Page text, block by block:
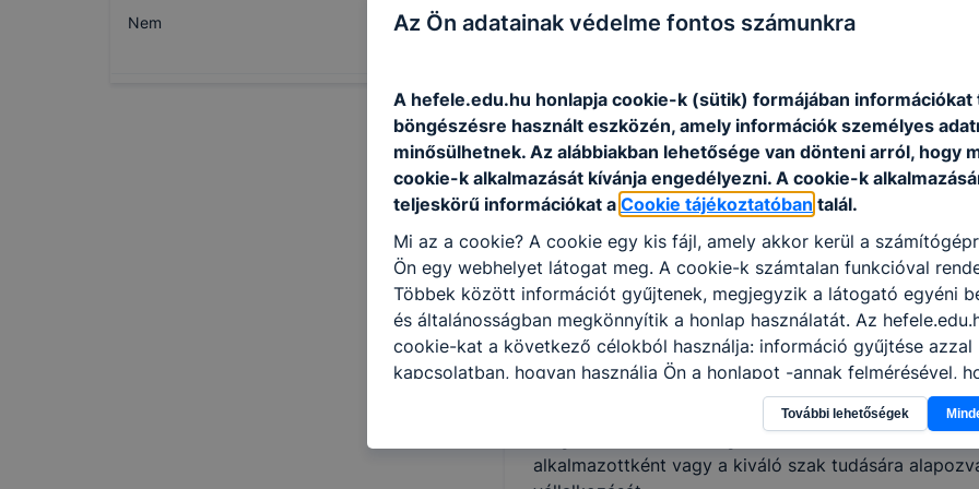
Nem
gyártási dokumentáció alapján a
megmunkálását elvégzi;
bútoripari és épületasztalosipari szerkezetek
munkája során korszerű, és egyre inkább a
alkalmaz;
együttműködik a faipari- és társszakmák
szakembereivel.
ISKOLASPECIFIKUS INFORMÁCIÓK A KÉPZÉSHEZ
Az asztalos egy olyan faipari szakma, amelyet a
gépi technológia, a digitalizáció jellemez. Az
bútorok, nyílászárók és belsőépítészeti munkák
felújítását végzi. Az asztalos az a szakember, aki
otthont, a közösségek számára pedig a
Ajánlott minden fiatal számára, aki szeret alkotni, a
dolgozni, érdekli a design, kreatív és szereti a
alkalmazottként vagy a kiváló szak tudására
Az Ön adatainak védelme fontos számunkra
A hefele.edu.hu honlapja cookie-k (sütik) formájában információkat
böngészésre használt eszközén, amely információk személyes
minősülhetnek. Az alábbiakban lehetősége van dönteni arról, hogy
cookie-k alkalmazását kívánja engedélyezni. A cookie-k
teljeskörű információkat a Cookie tájékoztatóban talál.
Mi az a cookie? A cookie egy kis fájl, amely akkor kerül a
Ön egy webhelyet látogat meg. A cookie-k számtalan funkcióval
Többek között információt gyűjtenek, megjegyzik a látogató egyéni
és általánosságban megkönnyítik a honlap használatát. Az
cookie-kat a következő célokból használja: információ gyűjtése azzal
kapcsolatban, hogyan használja Ön a honlapot -annak felmérésével,
honlap melyik részeit látogatja, vagy használja leginkább, így
hogyan biztosítsunk Önnek még jobb felhasználói élményt, ha ismét
oldalunkat, honlap fejlesztése. Hogyan ellenőrizheti és hogyan tudja
cookie-kat? Minden modern böngésző engedélyezi a cookie-k
További lehetőségek